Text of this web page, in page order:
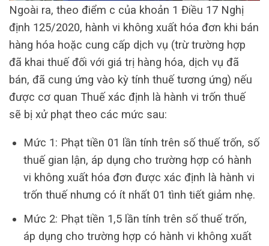
Ngoài ra, theo điểm c của khoản 1 Điều 17 Nghị
định 125/2020, hành vi không xuất hóa đơn khi bán
hàng hóa hoặc cung cấp dịch vụ (trừ trường hợp
đã khai thuế đối với giá trị hàng hóa, dịch vụ đã
bán, đã cung ứng vào kỳ tính thuế tương ứng) nếu
được cơ quan Thuế xác định là hành vi trốn thuế
sẽ bị xử phạt theo các mức sau:
Mức 1: Phạt tiền 01 lần tính trên số thuế trốn, số
thuế gian lận, áp dụng cho trường hợp có hành
vi không xuất hóa đơn được xác định là hành vi
trốn thuế nhưng có ít nhất 01 tình tiết giảm nhẹ.
Mức 2: Phạt tiền 1,5 lần tính trên số thuế trốn,
áp dụng cho trường hợp có hành vi không xuất